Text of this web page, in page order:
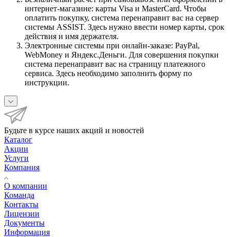
интернет-магазине: карты Visa и MasterCard. Чтобы
оплатить покупку, система перенаправит вас на сервер
системы ASSIST. Здесь нужно ввести номер карты, срок
действия и имя держателя.
Электронные системы при онлайн-заказе: PayPal,
WebMoney и Яндекс.Деньги. Для совершения покупки
система перенаправит вас на страницу платежного
сервиса. Здесь необходимо заполнить форму по
инструкции.
Будьте в курсе наших акций и новостей
Каталог
Акции
Услуги
Компания
О компании
Команда
Контакты
Лицензии
Документы
Информация